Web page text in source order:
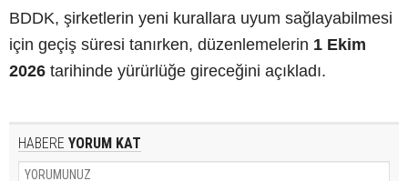
BDDK, şirketlerin yeni kurallara uyum sağlayabilmesi
için geçiş süresi tanırken, düzenlemelerin 1 Ekim
2026 tarihinde yürürlüğe gireceğini açıkladı.
HABERE YORUM KAT